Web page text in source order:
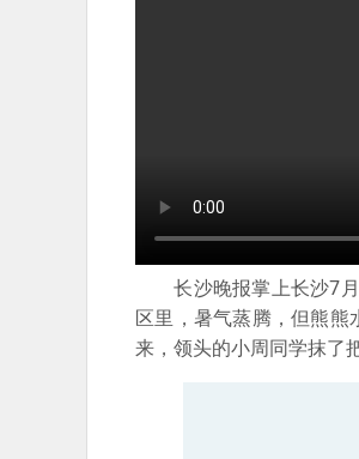
长沙晚报掌上长沙7月5
区里，暑气蒸腾，但熊
来，领头的小周同学抹了